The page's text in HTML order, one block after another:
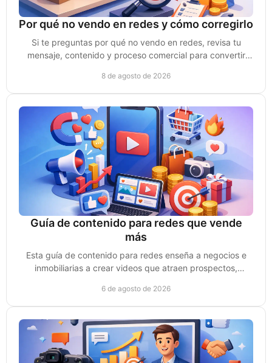
Por qué no vendo en redes y cómo corregirlo
Si te preguntas por qué no vendo en redes, revisa tu
mensaje, contenido y proceso comercial para convertir
8 de agosto de 2026
Guía de contenido para redes que vende
más
Esta guía de contenido para redes enseña a negocios e
inmobiliarias a crear videos que atraen prospectos,
6 de agosto de 2026